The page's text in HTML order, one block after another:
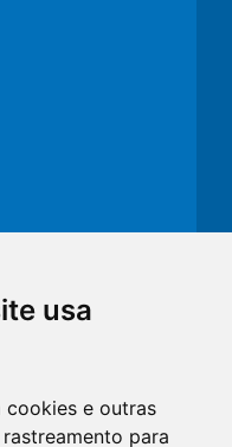
usa
cookies e outras
para